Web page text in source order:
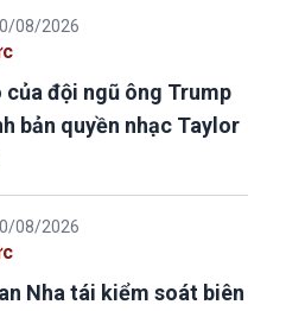
08/2026
của đội ngũ ông Trump
bản quyền nhạc Taylor
08/2026
Nha tái kiểm soát biên